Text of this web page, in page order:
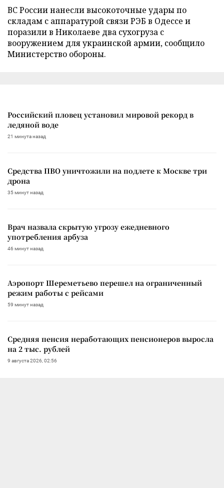
ВС России нанесли высокоточные удары по
складам с аппаратурой связи РЭБ в Одессе и
поразили в Николаеве два сухогруза с
вооружением для украинской армии, сообщило
Министерство обороны.
Российский пловец установил мировой рекорд в
ледяной воде
21 минута назад
Средства ПВО уничтожили на подлете к Москве три
дрона
35 минут назад
Врач назвала скрытую угрозу ежедневного
употребления арбуза
46 минут назад
Аэропорт Шереметьево перешел на ограниченный
режим работы с рейсами
59 минут назад
Средняя пенсия неработающих пенсионеров выросла
на 2 тыс. рублей
9 августа 2026, 02:56